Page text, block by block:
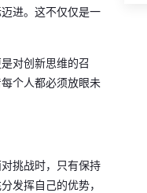
进。这不仅仅是一
对创新思维的召
个人都必须放眼未
挑战时，只有保持
发挥自己的优势，